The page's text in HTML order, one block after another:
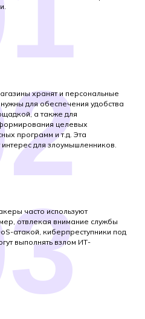
хранят и персональные
для обеспечения удобства
а также для
целевых
программ и т.д. Эта
для злоумышленников.
часто используют
отвлекая внимание службы
атакой, киберпреступники под
выполнять взлом ИТ-